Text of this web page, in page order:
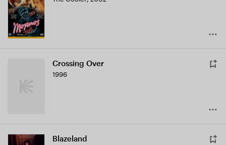
6.7
Crossing Over
1996
Blazeland